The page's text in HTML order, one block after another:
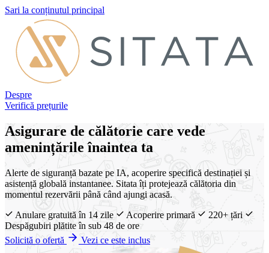
Sari la conținutul principal
Despre
Verifică prețurile
Asigurare de călătorie care vede
amenințările înaintea ta
Alerte de siguranță bazate pe IA, acoperire specifică destinației și
asistență globală instantanee. Sitata îți protejează călătoria din
momentul rezervării până când ajungi acasă.
Anulare gratuită în 14 zile
Acoperire primară
220+ țări
Despăgubiri plătite în sub 48 de ore
Solicită o ofertă
Vezi ce este inclus